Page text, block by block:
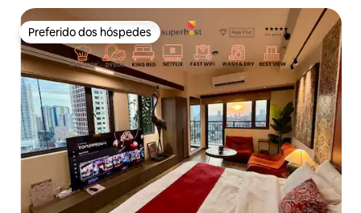
Preferido dos hóspedes
Preferido dos hóspedes